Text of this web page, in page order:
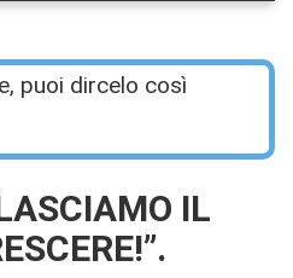
puoi dircelo così
IL